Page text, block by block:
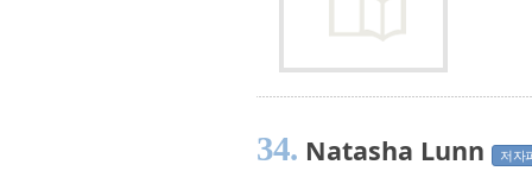
34. Natasha Lunn 저자